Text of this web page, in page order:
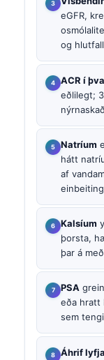
eGFR,
og
ACR í
eðlilegt;
Natríum
hátt
af
Kalsíum
þorsta,
þar á
PSA
eða hratt
sem
Áhrif lyfja